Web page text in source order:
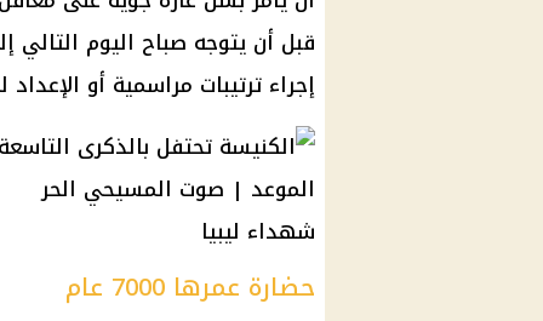
قبل أن يتوجه صباح اليوم التالي
إجراء ترتيبات مراسمية أو
شهداء ليبيا
حضارة عمرها 7000 عام